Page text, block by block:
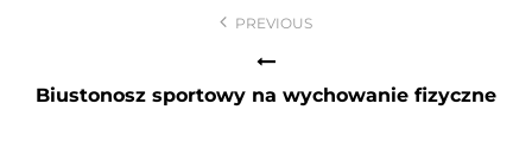
PREVIOUS
Biustonosz sportowy na wychowanie fizyczne